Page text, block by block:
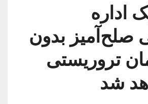
اداره
صلح‌آمیز بدون
تروریستی
شد